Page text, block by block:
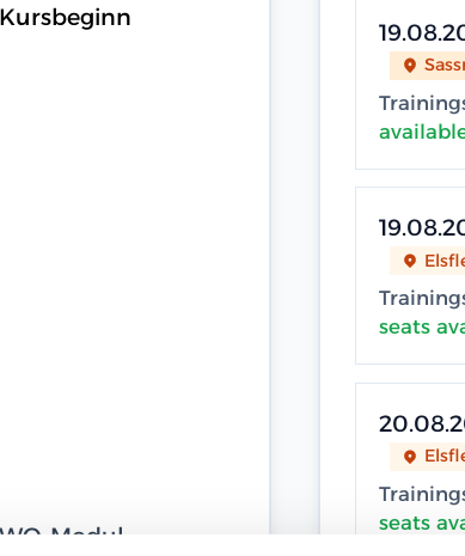
Modul,
seats
seats